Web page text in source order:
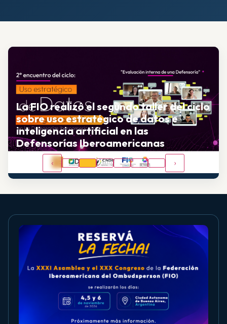
La FIO realizó el segundo taller del ciclo
sobre uso estratégico de datos e
inteligencia artificial en las
Defensorías Iberoamericanas
‹ ›